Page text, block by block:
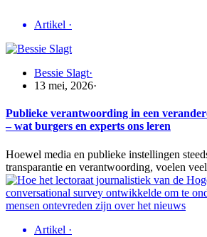
Artikel ·
Bessie Slagt·
13 mei, 2026·
Publieke verantwoording in een
– wat burgers en experts ons leren
Hoewel media en publieke instellingen
transparantie en verantwoording, voelen
Artikel ·